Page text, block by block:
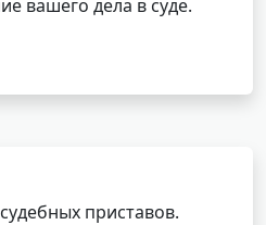
вашего дела в суде.
приставов.